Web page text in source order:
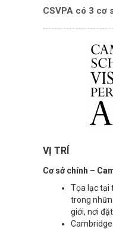
CSVPA có 3 cơ
VỊ TRÍ
Cơ sở chính –
Tọa lạc tại
trong
giới, nơi